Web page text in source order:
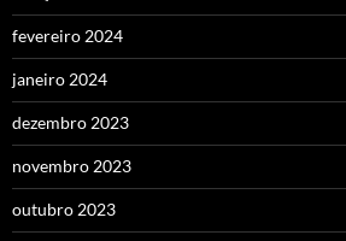
fevereiro 2024
janeiro 2024
dezembro 2023
novembro 2023
outubro 2023